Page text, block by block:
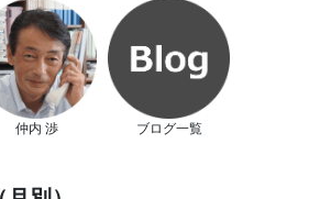
仲内 渉 ブログ一覧